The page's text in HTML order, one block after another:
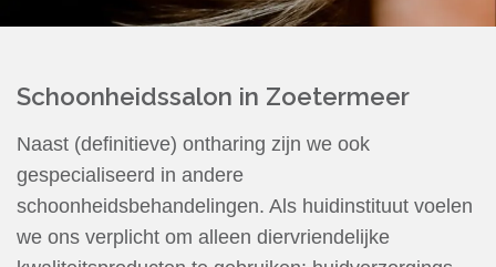
Schoonheidssalon in Zoetermeer
Naast (definitieve) ontharing zijn we ook
gespecialiseerd in andere
schoonheidsbehandelingen. Als huidinstituut voelen
we ons verplicht om alleen diervriendelijke